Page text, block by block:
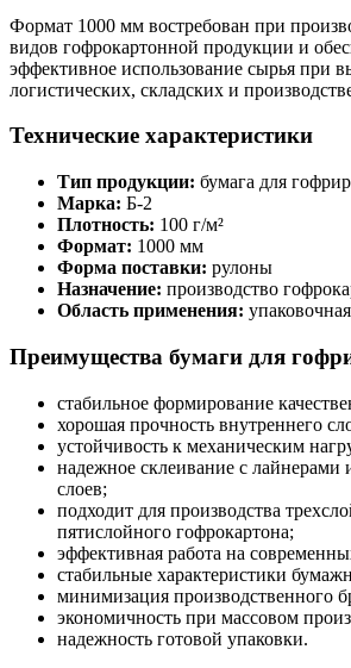
Формат 1000 мм востребован при
видов гофрокартонной продукции и
эффективное использование сырья при
логистических, складских и
Технические характеристики
Тип продукции: бумага для
Марка: Б-2
Плотность: 100 г/м²
Формат: 1000 мм
Форма поставки: рулоны
Назначение: производство
Область применения:
Преимущества бумаги для
стабильное формирование
хорошая прочность внутреннего
устойчивость к механическим
надежное склеивание с лайнерами
слоев;
подходит для производства
пятислойного гофрокартона;
эффективная работа на
стабильные характеристики
минимизация производственного
экономичность при массовом
надежность готовой упаковки.